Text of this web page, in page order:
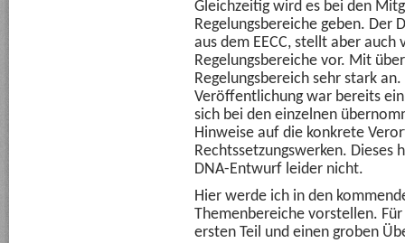
Gleichzeitig wird es bei den
Regelungsbereiche geben. Der
aus dem EECC, stellt aber
Regelungsbereiche vor. Mit
Regelungsbereich sehr stark
Veröffentlichung war bereits
sich bei den einzelnen
Hinweise auf die konkrete
Rechtssetzungswerken.
DNA-Entwurf leider nicht.
Hier werde ich in den
Themenbereiche vorstellen.
ersten Teil und einen groben